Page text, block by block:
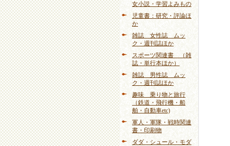
女小説・学習よみもの
児童書：研究・評論ほ
か
雑誌 女性誌 ムッ
ク・週刊誌ほか
スポーツ関連書 （雑
誌・単行本ほか）
雑誌 男性誌 ムッ
ク・週刊誌ほか
趣味 乗り物と旅行
（鉄道・飛行機・船
舶・自動車etc)
軍人・軍隊・戦時関連
書・印刷物
ダダ・シュール・モダ